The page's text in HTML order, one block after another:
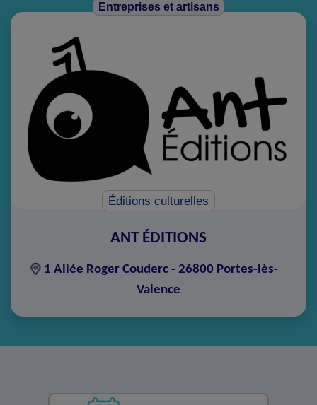
Entreprises et artisans
Éditions culturelles
ANT ÉDITIONS
1 Allée Roger Couderc - 26800 Portes-lès-
Valence